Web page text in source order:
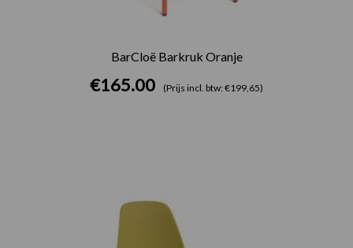
BarCloë Barkruk Oranje
€165.00 (Prijs incl. btw: €199,65)